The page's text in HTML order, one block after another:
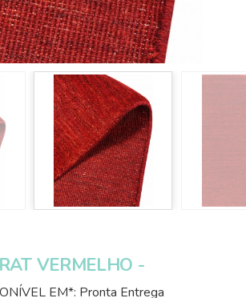
VERMELHO -
EM*: Pronta Entrega